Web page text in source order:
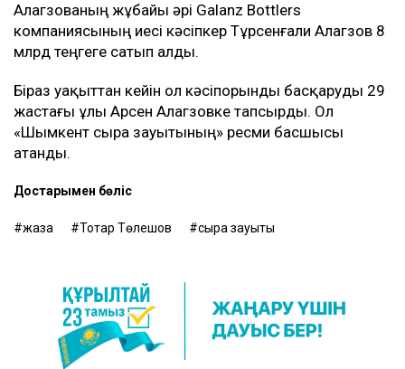
Алагөзованың жұбайы әрі Galanz Bottlers
компаниясының иесі кәсіпкер Тұрсенғали Алагөзов 8
млрд теңгеге сатып алды.
Біраз уақыттан кейін ол кәсіпорынды басқаруды 29
жастағы ұлы Арсен Алагөзовке тапсырды. Ол
«Шымкент сыра зауытының» ресми басшысы
атанды.
Достарыңмен бөліс
жаза Тоқтар Төлешов сыра зауыты